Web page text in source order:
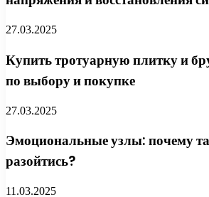
27.03.2025
Купить тротуарную плитку и
по выбору и покупке
27.03.2025
Эмоциональные узлы: почему
разойтись?
11.03.2025